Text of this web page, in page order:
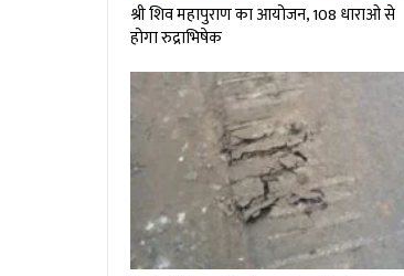
श्री शिव महापुराण का आयोजन, 108 धाराओ से
होगा रुद्राभिषेक